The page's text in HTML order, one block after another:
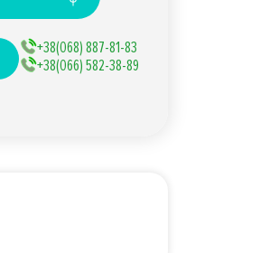
+38(068) 887-81-83
+38(066) 582-38-89